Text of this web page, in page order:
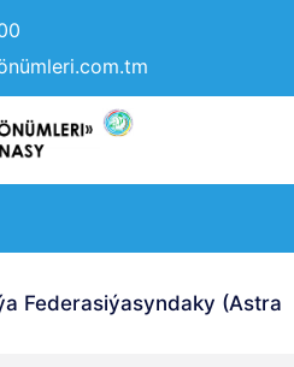
Federasiýasyndaky